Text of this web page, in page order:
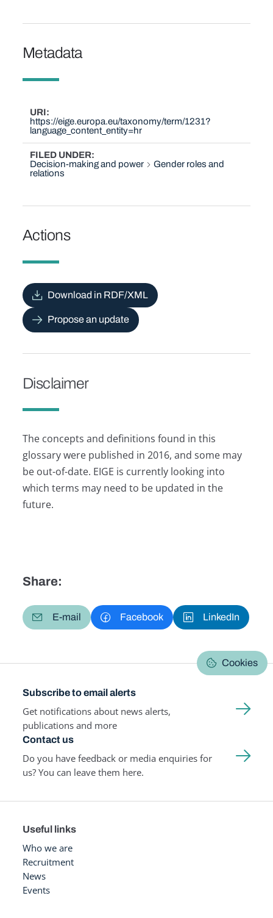
Metadata
URI
https://eige.europa.eu/taxonomy/term/1231?
language_content_entity=hr
FILED UNDER
Decision-making and power
Gender roles and
relations
Actions
Download in RDF/XML
Propose an update
Disclaimer
The concepts and definitions found in this
glossary were published in 2016, and some may
be out-of-date. EIGE is currently looking into
which terms may need to be updated in the
future.
Share:
E-mail Facebook LinkedIn
Cookies
Subscribe to email alerts
Get notifications about news alerts,
publications and more
Contact us
Do you have feedback or media enquiries for
us? You can leave them here.
Useful links
Who we are
Recruitment
News
Events